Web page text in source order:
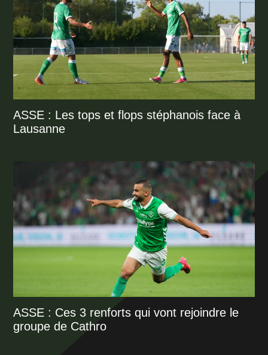
ASSE : Les tops et flops stéphanois face à
Lausanne
ASSE : Ces 3 renforts qui vont rejoindre le
groupe de Cathro